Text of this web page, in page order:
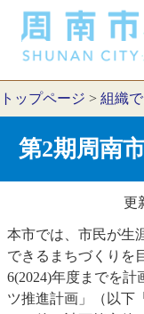
トップページ > 組織
第2期周南
更
本市では、市民が生
できるまちづくりを
6(2024)年度までを
ツ推進計画」（以下